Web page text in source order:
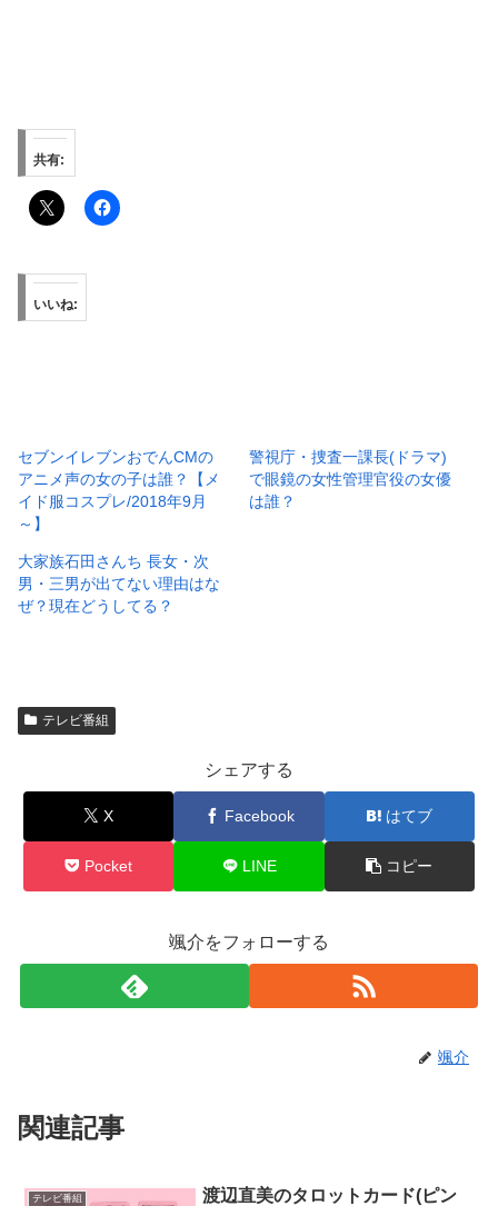
共有:
いいね:
セブンイレブンおでんCMの
アニメ声の女の子は誰？【メ
イド服コスプレ/2018年9月
～】
警視庁・捜査一課長(ドラマ)
で眼鏡の女性管理官役の女優
は誰？
大家族石田さんち 長女・次
男・三男が出てない理由はな
ぜ？現在どうしてる？
テレビ番組
シェアする
X Facebook はてブ
Pocket LINE コピー
颯介をフォローする
颯介
関連記事
テレビ番組
渡辺直美のタロットカード(ピン